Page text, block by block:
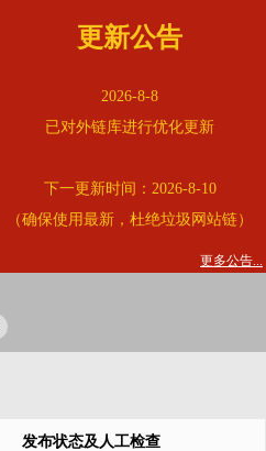
发布状态及人工检查
更新公告
2026-8-8
已对外链库进行优化更新
下一更新时间：2026-8-10
（确保使用最新，杜绝垃圾网站链）
更多公告...